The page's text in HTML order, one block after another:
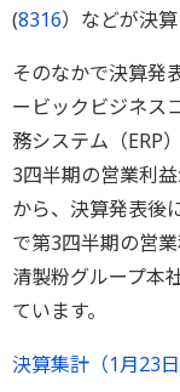
(8316）などが決算
そのなかで決算発
ービックビジネス
務システム（ERP
3四半期の営業利
から、決算発表後
で第3四半期の営
清製粉グループ本
ています。
決算集計（1月23